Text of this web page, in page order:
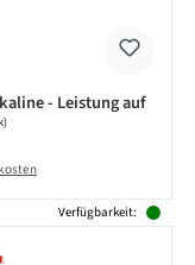
- Leistung auf
Verfügbarkeit: